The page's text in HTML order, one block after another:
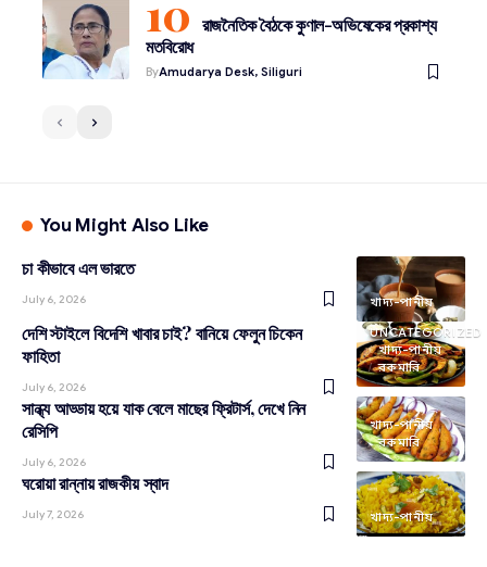
রাজনৈতিক বৈঠকে কুণাল-অভিষেকের প্রকাশ্য
মতবিরোধ
ByAmudarya Desk, Siliguri
You Might Also Like
খাদ্য-পানীয়
চা কীভাবে এল ভারতে
July 6, 2026
UNCATEGORIZED
খাদ্য-পানীয়
রকমারি
দেশি স্টাইলে বিদেশি খাবার চাই? বানিয়ে ফেলুন চিকেন
ফাহিতা
July 6, 2026
খাদ্য-পানীয়
রকমারি
সান্ধ্য আড্ডায় হয়ে যাক বেলে মাছের ফ্রিটার্স, দেখে নিন
রেসিপি
July 6, 2026
খাদ্য-পানীয়
ঘরোয়া রান্নায় রাজকীয় স্বাদ
July 7, 2026